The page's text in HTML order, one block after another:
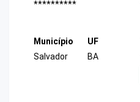
**********
Município
Salvador
UF
BA